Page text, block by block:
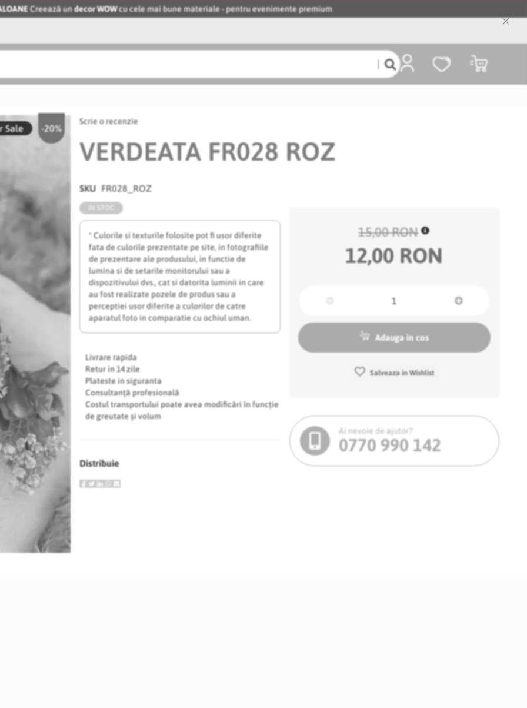
Creează undecor WOWcu cele mai bune materiale - pentru evenimente premium
Coșul meu
-20%
Sale
Scrie o recenzie
VERDEATA FR028 ROZ
SKU FR028_ROZ
* Culorile si texturile folosite pot fi usor diferite
fata de culorile prezentate pe site, in fotografiile
de prezentare ale produsului, in functie de
lumina si de setarile monitorului sau a
dispozitivului dvs., cat si datorita luminii in care
au fost realizate pozele de produs sau a
perceptiei usor diferite a culorilor de catre
aparatul foto in comparatie cu ochiul uman.
Livrare rapida
Retur in 14 zile
Plateste in siguranta
Consultanță profesională
Costul transportului poate avea modificări în funcție
de greutate și volum
Distribuie
15,00 RON
12,00 RON
Adauga in cos
Salveaza in Wishlist
Ai nevoie de ajutor?
0770 990 142